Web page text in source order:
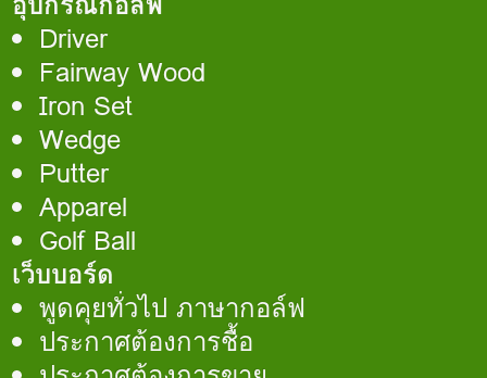
Driver
Fairway Wood
Iron Set
Wedge
Putter
Apparel
Golf Ball
เว็บบอร์ด
พูดคุยทั่วไป ภาษากอล์ฟ
ประกาศต้องการชื้อ